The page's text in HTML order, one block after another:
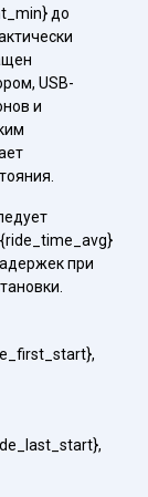
до
USB-
и
при